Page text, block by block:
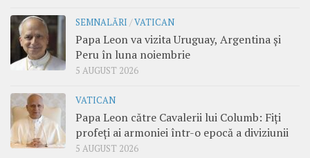
SEMNALĂRI /VATICAN
Papa Leon va vizita Uruguay, Argentina și
Peru în luna noiembrie
5 AUGUST 2026
VATICAN
Papa Leon către Cavalerii lui Columb: Fiți
profeți ai armoniei într-o epocă a diviziunii
5 AUGUST 2026